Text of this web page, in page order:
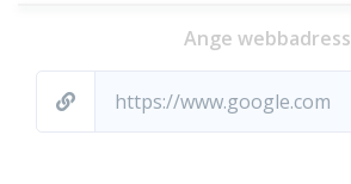
Ange webbadress